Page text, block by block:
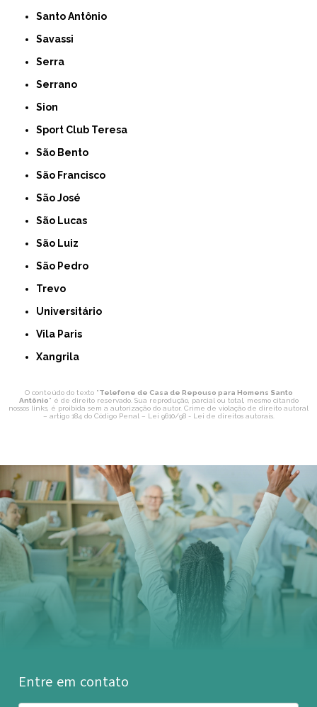
Santo Antônio
Savassi
Serra
Serrano
Sion
Sport Club Teresa
São Bento
São Francisco
São José
São Lucas
São Luiz
São Pedro
Trevo
Universitário
Vila Paris
Xangrila
O conteúdo do texto "Telefone de Casa de Repouso para Homens Santo
Antônio" é de direito reservado. Sua reprodução, parcial ou total, mesmo citando
nossos links, é proibida sem a autorização do autor. Crime de violação de direito autoral
– artigo 184 do Código Penal – Lei 9610/98 - Lei de direitos autorais.
Entre em contato